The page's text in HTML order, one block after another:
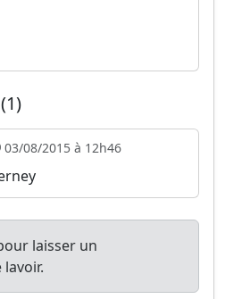
03/08/2015 à 12h46
laisser un